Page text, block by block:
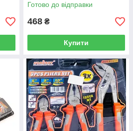
Готово до відправки
468 ₴
Купити